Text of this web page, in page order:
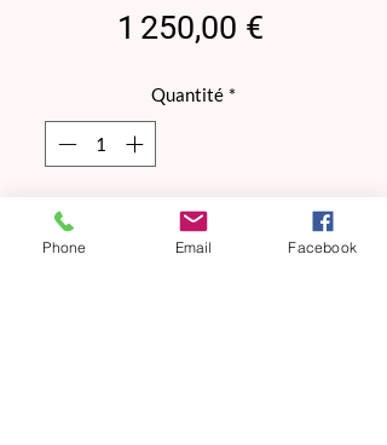
1 250,00 €Prix
Quantité *
1 EN STOCK Livraison gratuite dans le
département du Tarn, limitrophe nous
contacter
Phone Email Facebook